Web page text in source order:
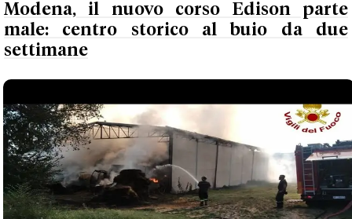
Modena, il nuovo corso Edison parte
male: centro storico al buio da due
settimane